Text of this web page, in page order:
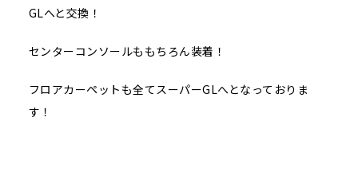
GLへと交換！
センターコンソールももちろん装着！
フロアカーペットも全てスーパーGLへとなっておりま
す！